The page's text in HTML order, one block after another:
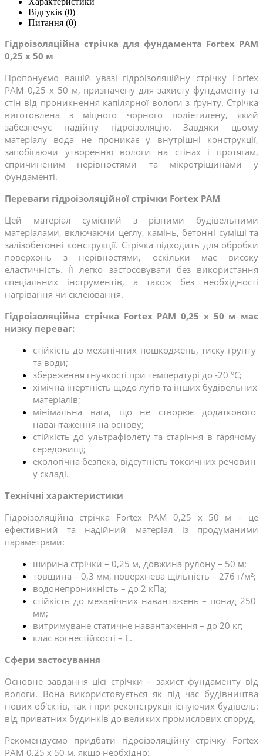
Відгуків (0)
Питання (0)
Гідроізоляційна стрічка для фундамента Fortex PAM
0,25 х 50 м
Пропонуємо вашій увазі гідроізоляційну стрічку Fortex
PAM 0,25 х 50 м, призначену для захисту фундаменту та
стін від проникнення капілярної вологи з ґрунту. Стрічка
виготовлена з міцного чорного поліетилену, який
забезпечує надійну гідроізоляцію. Завдяки цьому
матеріалу вода не проникає у внутрішні конструкції,
запобігаючи утворенню вологи на стінах і протягам,
спричиненим нерівностями та мікротріщинами у
фундаменті.
Переваги гідроізоляційної стрічки Fortex PAM
Цей матеріал сумісний з різними будівельними
матеріалами, включаючи цеглу, камінь, бетонні суміші та
залізобетонні конструкції. Стрічка підходить для обробки
поверхонь з нерівностями, оскільки має високу
еластичність. Її легко застосовувати без використання
спеціальних інструментів, а також без необхідності
нагрівання чи склеювання.
Гідроізоляційна стрічка Fortex PAM 0,25 х 50 м має
низку переваг:
стійкість до механічних пошкоджень, тиску ґрунту
та води;
збереження гнучкості при температурі до -20 °C;
хімічна інертність щодо лугів та інших будівельних
матеріалів;
мінімальна вага, що не створює додаткового
навантаження на основу;
стійкість до ультрафіолету та старіння в гарячому
середовищі;
екологічна безпека, відсутність токсичних речовин
у складі.
Технічні характеристики
Гідроізоляційна стрічка Fortex PAM 0,25 х 50 м – це
ефективний та надійний матеріал із продуманими
параметрами:
ширина стрічки – 0,25 м, довжина рулону – 50 м;
товщина – 0,3 мм, поверхнева щільність – 276 г/м²;
водонепроникність – до 2 кПа;
стійкість до механічних навантажень – понад 250
мм;
витримуване статичне навантаження – до 20 кг;
клас вогнестійкості – E.
Сфери застосування
Основне завдання цієї стрічки – захист фундаменту від
вологи. Вона використовується як під час будівництва
нових об'єктів, так і при реконструкції існуючих будівель:
від приватних будинків до великих промислових споруд.
Рекомендуємо придбати гідроізоляційну стрічку Fortex
PAM 0,25 х 50 м, якщо необхідно: